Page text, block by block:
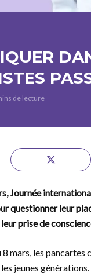
de lecture
Journée
questionner leur
prise de
mars, les pancartes
jeunes